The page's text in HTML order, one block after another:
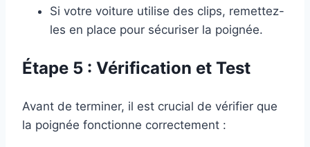
Si votre voiture utilise des clips, remettez-
les en place pour sécuriser la poignée.
Étape 5 : Vérification et Test
Avant de terminer, il est crucial de vérifier que
la poignée fonctionne correctement :